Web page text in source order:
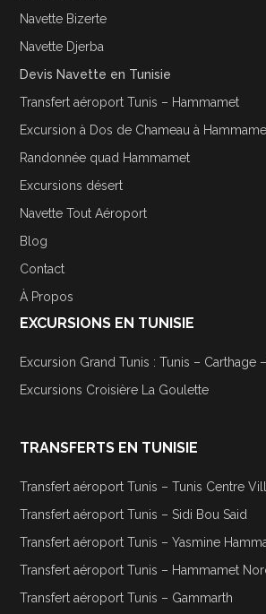
Navette Bizerte
Navette Djerba
Devis Navette en Tunisie
Transfert aéroport Tunis – Hammamet
Excursion à Dos de Chameau à
Randonnée quad Hammamet
Excursions désert
Navette Tout Aéroport
Blog
Contact
À Propos
EXCURSIONS EN TUNISIE
Excursion Grand Tunis : Tunis – Carthage
Excursions Croisière La Goulette
TRANSFERTS EN TUNISIE
Transfert aéroport Tunis – Tunis Centre
Transfert aéroport Tunis – Sidi Bou Said
Transfert aéroport Tunis – Yasmine
Transfert aéroport Tunis – Hammamet
Transfert aéroport Tunis – Gammarth